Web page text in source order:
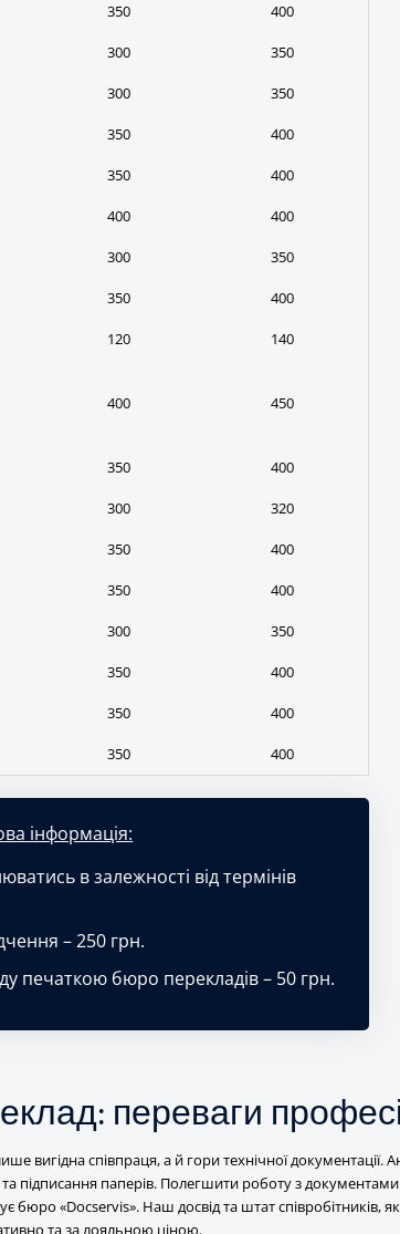
350 400
300 350
300 350
350 400
350 400
400 400
300 350
350 400
120 140
400 450
350 400
300 320
350 400
350 400
300 350
350 400
350 400
350 400
інформація:
в залежності від термінів
– 250 грн.
печаткою бюро перекладів – 50 грн.
переваги
вигідна співпраця, а й гори технічної документації.
підписання паперів. Полегшити роботу з документами
бюро «Docservis». Наш досвід та штат
та за лояльною ціною.